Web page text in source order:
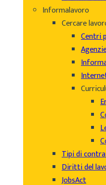
Informalavoro
Cercare
Centri
Tipi di
Diritti del
JobsAct